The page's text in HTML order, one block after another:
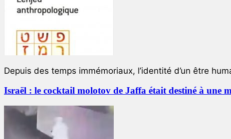
Depuis des temps immémoriaux, l’identité d’un être
Israël : le cocktail molotov de Jaffa était destiné à une